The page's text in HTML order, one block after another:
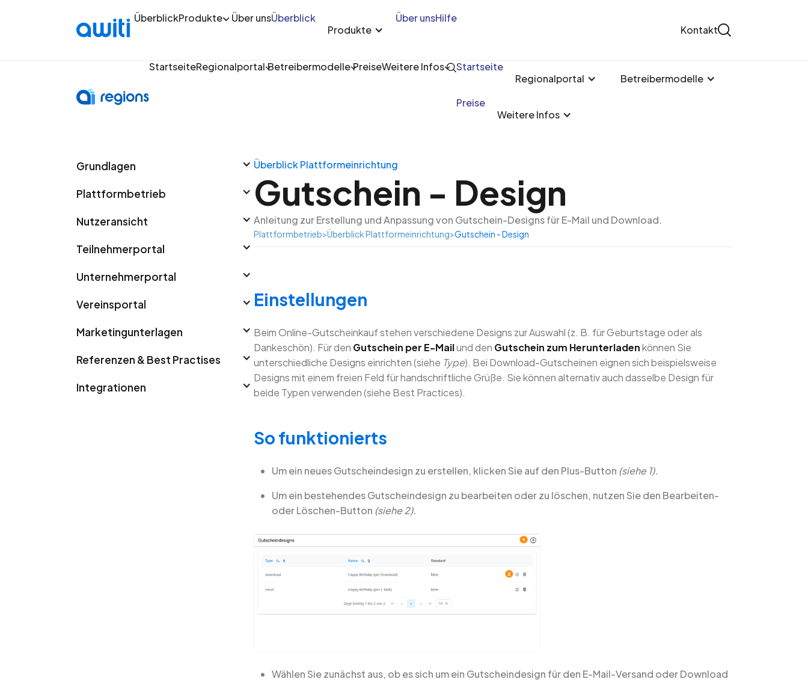
ÜberblickProdukte Über unsÜberblick
Produkte
Über unsHilfe
Kontakt
StartseiteRegionalportal BetreibermodellePreiseWeitere Infos
Startseite
Regionalportal
Betreibermodelle
Preise
Weitere Infos
Grundlagen
Plattformbetrieb
Nutzeransicht
Teilnehmerportal
Unternehmerportal
Vereinsportal
Marketingunterlagen
Referenzen & Best Practises
Integrationen
Überblick Plattformeinrichtung
Gutschein - Design
Anleitung zur Erstellung und Anpassung von Gutschein-Designs für E-Mail und Download.
Plattformbetrieb>Überblick Plattformeinrichtung>Gutschein - Design
Einstellungen
Beim Online-Gutscheinkauf stehen verschiedene Designs zur Auswahl (z. B. für Geburtstage oder als
Dankeschön). Für den Gutschein per E-Mailund den Gutschein zum Herunterladenkönnen Sie
unterschiedliche Designs einrichten (siehe Type). Bei Download-Gutscheinen eignen sich beispielsweise
Designs mit einem freien Feld für handschriftliche Grüße. Sie können alternativ auch dasselbe Design für
beide Typen verwenden (siehe Best Practices).
So funktionierts
Um ein neues Gutscheindesign zu erstellen, klicken Sie auf den Plus-Button (siehe 1).
Um ein bestehendes Gutscheindesign zu bearbeiten oder zu löschen, nutzen Sie den Bearbeiten-
oder Löschen-Button (siehe 2).
Wählen Sie zunächst aus, ob es sich um ein Gutscheindesign für den E-Mail-Versand oder Download